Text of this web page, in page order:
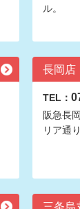
ル。
長岡店
TEL：
阪急長
リア通